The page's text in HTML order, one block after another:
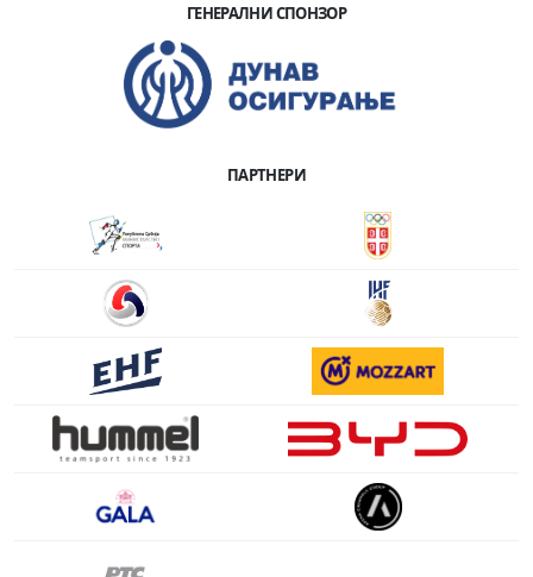
ГЕНЕРАЛНИ СПОНЗОР
ПАРТНЕРИ